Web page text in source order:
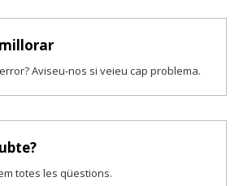
Aviseu-nos si veieu cap problema.
totes les qüestions.